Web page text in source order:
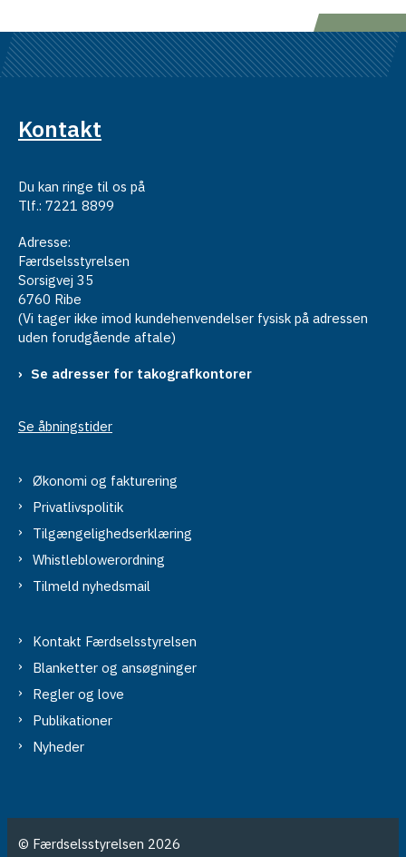
Kontakt
Du kan ringe til os på
Tlf.: 7221 8899
Adresse:
Færdselsstyrelsen
Sorsigvej 35
6760 Ribe
(Vi tager ikke imod kundehenvendelser fysisk på adressen
uden forudgående aftale)
Se adresser for takografkontorer
Se åbningstider
Økonomi og fakturering
Privatlivspolitik
Tilgængelighedserklæring
Whistleblowerordning
Tilmeld nyhedsmail
Kontakt Færdselsstyrelsen
Blanketter og ansøgninger
Regler og love
Publikationer
Nyheder
© Færdselsstyrelsen 2026